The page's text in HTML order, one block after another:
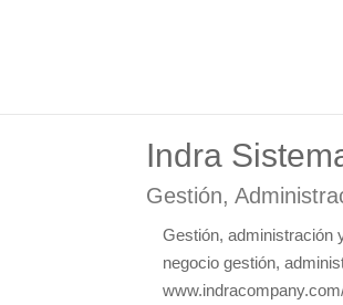
Indra
Gestión,
Gestión, administración
negocio gestión,